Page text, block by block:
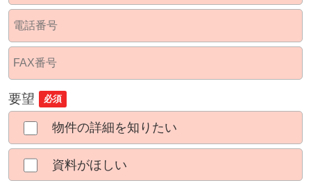
要望 必須
物件の詳細を知りたい
資料がほしい